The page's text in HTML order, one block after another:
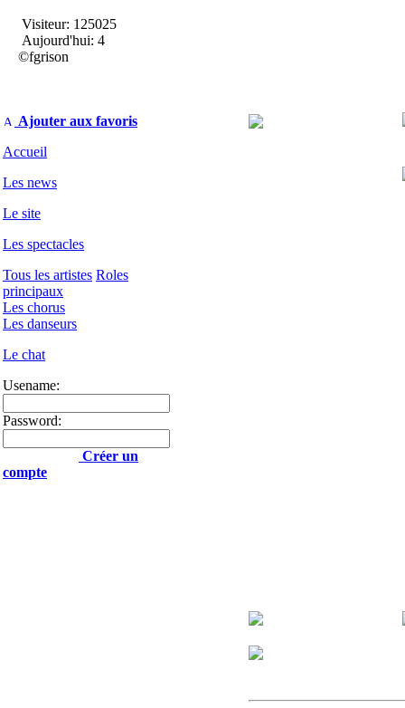
Visiteur: 125025
Aujourd'hui: 4
©fgrison
Ajouter aux favoris
Accueil
Les news
Le site
Les spectacles
Tous les artistes Roles
principaux
Les chorus
Les danseurs
Le chat
Usename:
Password:
Créer un
compte